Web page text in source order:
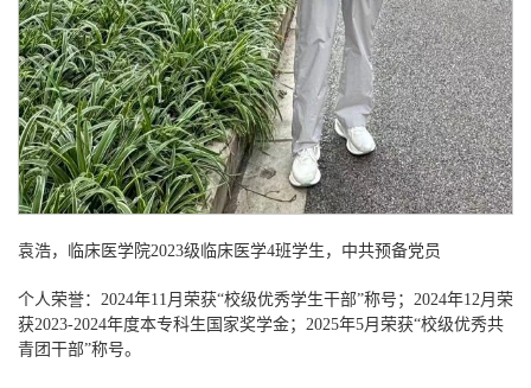
袁浩，临床医学院2023级临床医学4班学生，中共预备党员
个人荣誉： 2024年11月荣获“校级优秀学生干部”称号；2024年12月荣
获2023-2024年度本专科生国家奖学金；2025年5月荣获“校级优秀共
青团干部”称号。